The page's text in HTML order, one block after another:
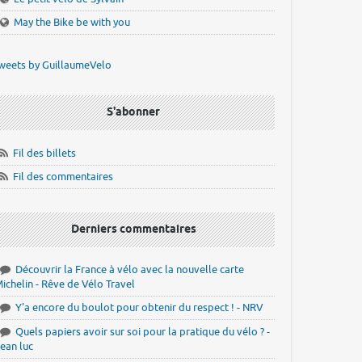
May the Bike be with you
by GuillaumeVelo
S'abonner
Fil des billets
Fil des commentaires
Derniers commentaires
Découvrir la France à vélo avec la nouvelle carte
- Rêve de Vélo Travel
Y'a encore du boulot pour obtenir du respect ! - NRV
Quels papiers avoir sur soi pour la pratique du vélo ? -
luc